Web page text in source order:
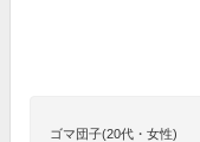
ゴマ団子(20代・女性)